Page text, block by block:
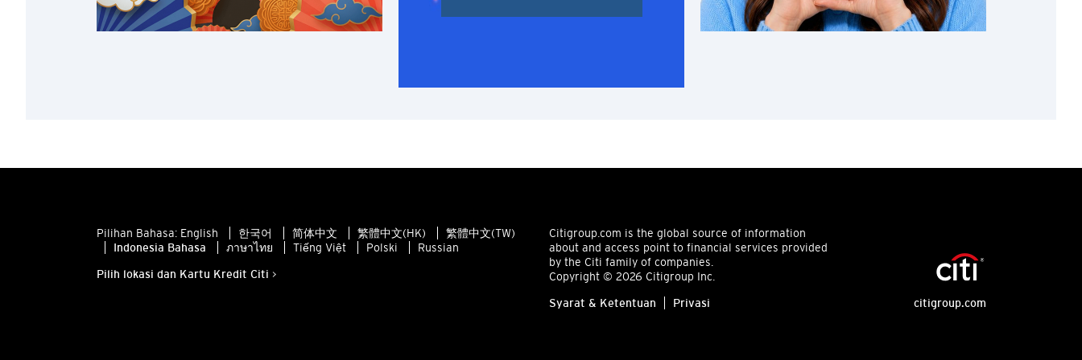
Pilihan Bahasa: English 한국어 简体中文 繁體中文(HK)
繁體中文(TW)
Indonesia Bahasa
ภาษาไทย Tiếng Việt Polski Russian
Pilih lokasi dan Kartu Kredit Citi >
Citigroup.com is the global source of information
about and access point to financial services provided
by the Citi family of companies.
Copyright © 2026 Citigroup Inc.
Syarat & Ketentuan Privasi citigroup.com
N
Wilayah Baru, Hong Kong